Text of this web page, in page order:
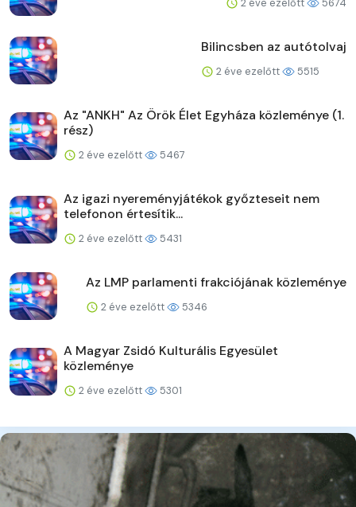
Bilincsben az autótolvaj
2 éve ezelőtt 5515
Az "ANKH" Az Örök Élet Egyháza közleménye (1.
rész)
2 éve ezelőtt 5467
Az igazi nyereményjátékok győzteseit nem
telefonon értesítik...
2 éve ezelőtt 5431
Az LMP parlamenti frakciójának közleménye
2 éve ezelőtt 5346
A Magyar Zsidó Kulturális Egyesület
közleménye
2 éve ezelőtt 5301